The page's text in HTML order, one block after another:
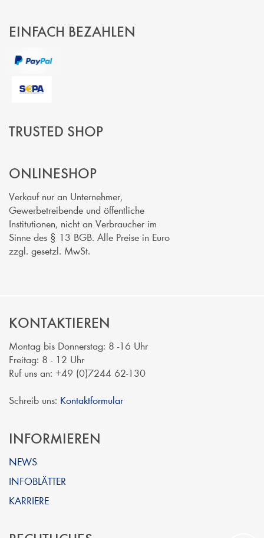
EINFACH BEZAHLEN
TRUSTED SHOP
ONLINESHOP
Verkauf nur an Unternehmer,
Gewerbetreibende und öffentliche
Institutionen, nicht an Verbraucher im
Sinne des § 13 BGB. Alle Preise in Euro
zzgl. gesetzl. MwSt.
KONTAKTIEREN
Montag bis Donnerstag: 8 -16 Uhr
Freitag: 8 - 12 Uhr
Ruf uns an: +49 (0)7244 62-130
Schreib uns: Kontaktformular
INFORMIEREN
NEWS
INFOBLÄTTER
KARRIERE